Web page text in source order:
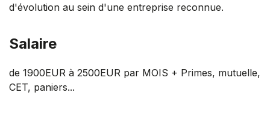
d'évolution au sein d'une entreprise reconnue.
Salaire
de 1900EUR à 2500EUR par MOIS + Primes, mutuelle,
CET, paniers...